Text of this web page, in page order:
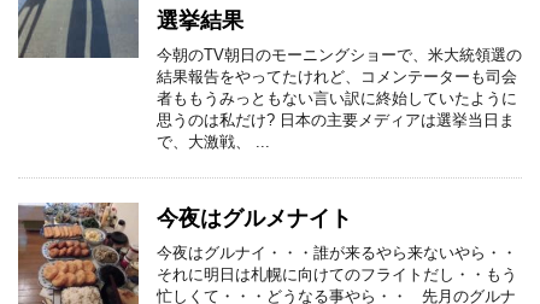
選挙結果
今朝のTV朝日のモーニングショーで、米大統領選の
結果報告をやってたけれど、コメンテーターも司会
者ももうみっともない言い訳に終始していたように
思うのは私だけ? 日本の主要メディアは選挙当日ま
で、大激戦、 ...
今夜はグルメナイト
今夜はグルナイ・・・誰が来るやら来ないやら・・
それに明日は札幌に向けてのフライトだし・・もう
忙しくて・・・どうなる事やら・・ 先月のグルナ